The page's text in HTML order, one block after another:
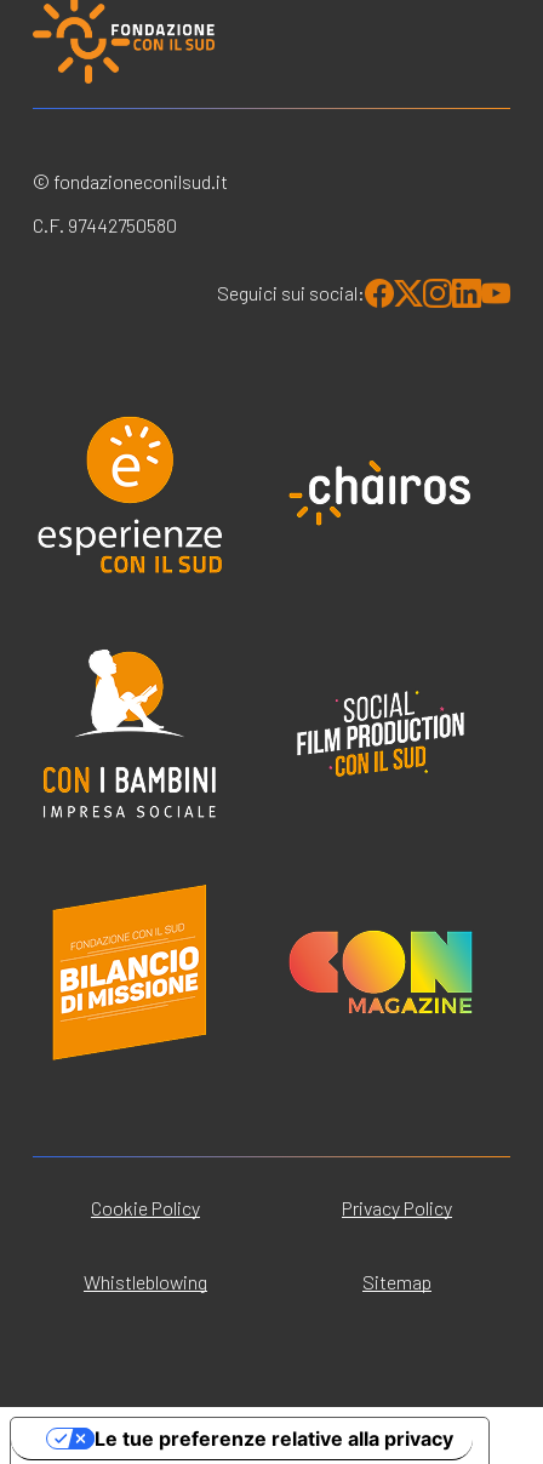
© fondazioneconilsud.it
C.F. 97442750580
Seguici sui social:
Cookie Policy Privacy Policy
Whistleblowing Sitemap
Le tue preferenze relative alla privacy